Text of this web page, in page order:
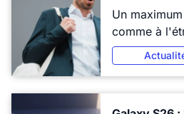
Un
comme à
plus rapide
services
nulle part